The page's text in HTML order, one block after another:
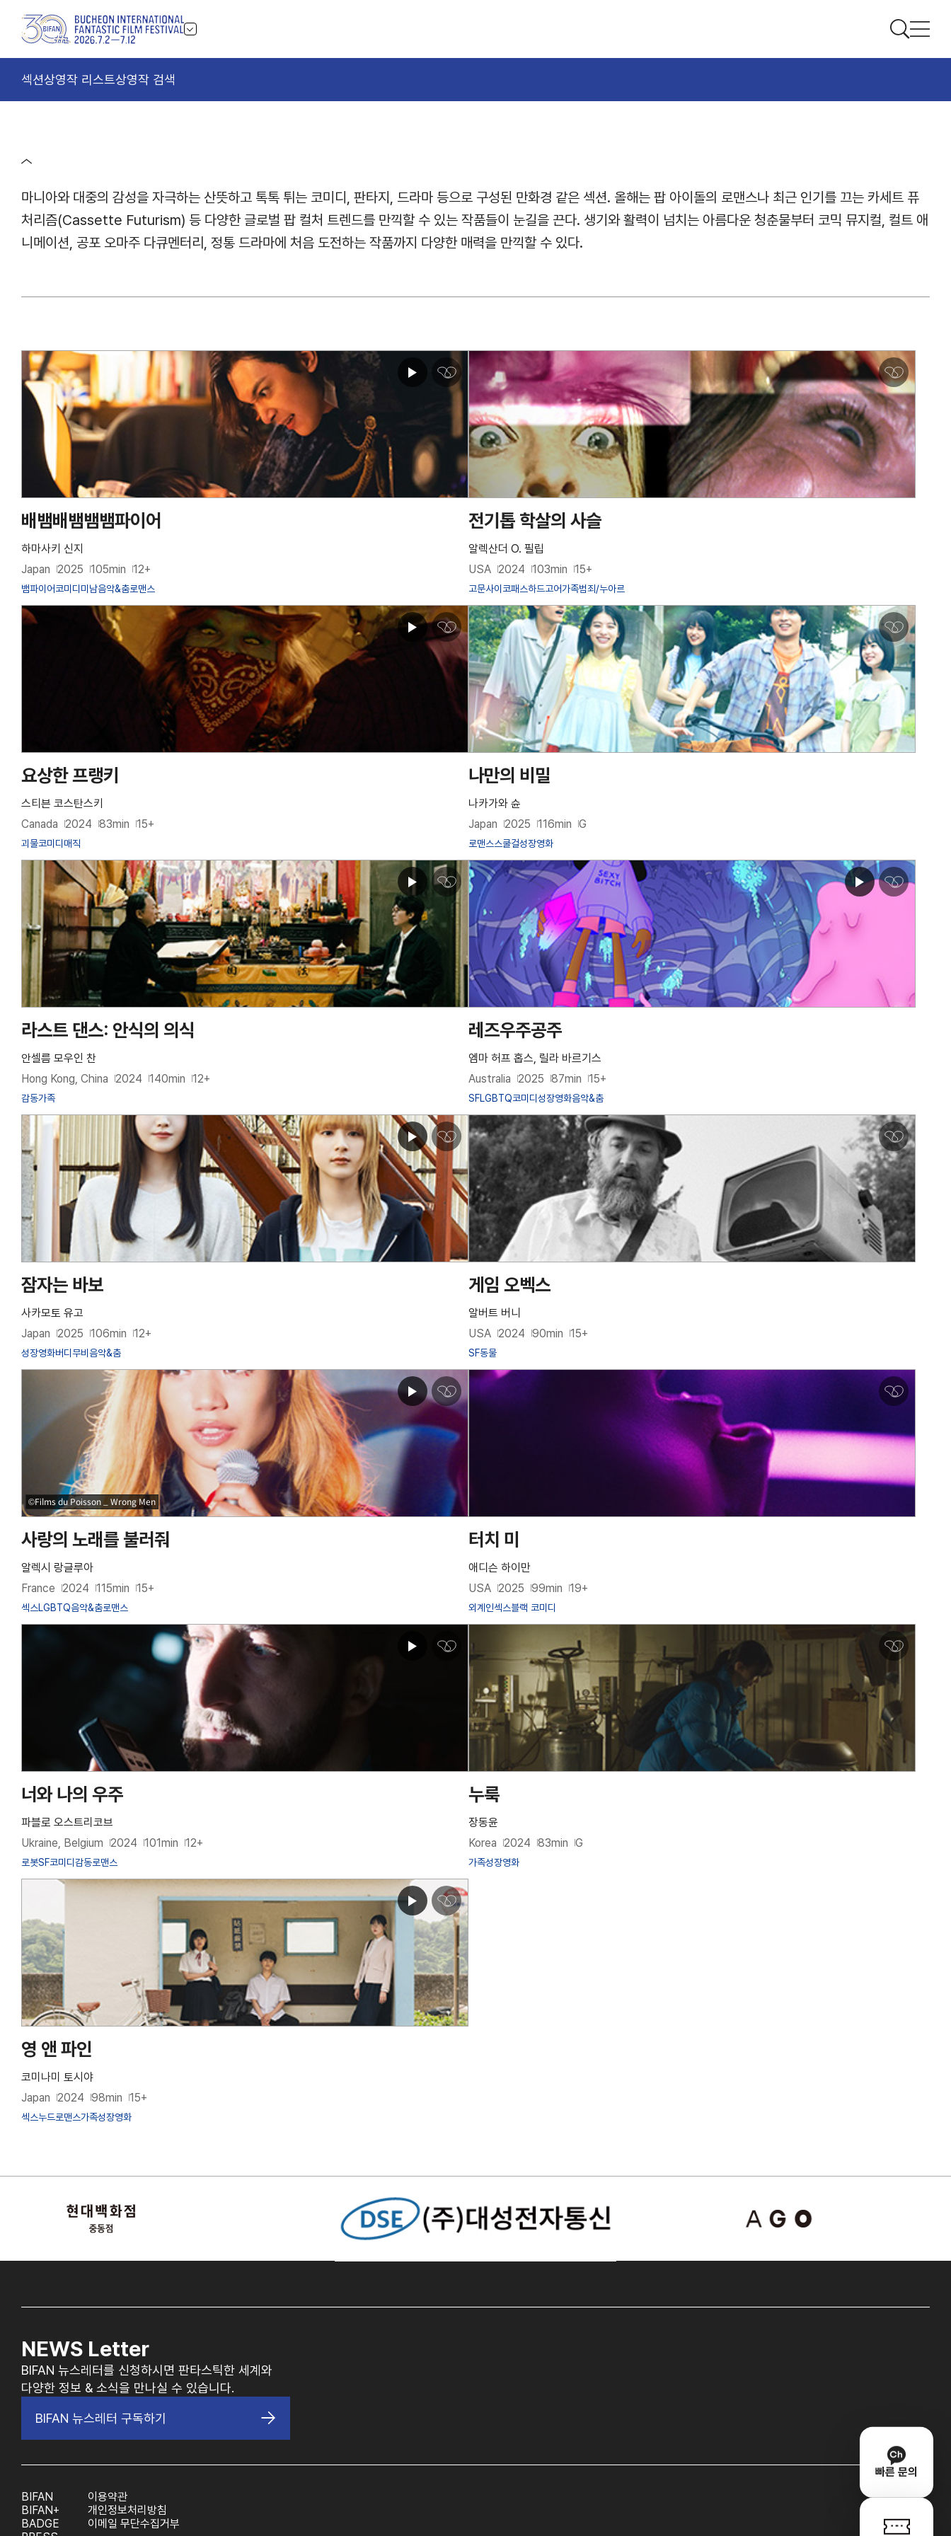
빠른 문의
섹션상영작 리스트상영작 검색
마니아와 대중의 감성을 자극하는 산뜻하고 톡톡 튀는 코미디, 판타지, 드라마 등으로 구성된 만화경 같은 섹션. 올해는 팝 아이돌의 로맨스나 최근 인기를 끄는 카세트 퓨
처리즘(Cassette Futurism) 등 다양한 글로벌 팝 컬처 트렌드를 만끽할 수 있는 작품들이 눈길을 끈다. 생기와 활력이 넘치는 아름다운 청춘물부터 코믹 뮤지컬, 컬트 애
니메이션, 공포 오마주 다큐멘터리, 정통 드라마에 처음 도전하는 작품까지 다양한 매력을 만끽할 수 있다.
배뱀배뱀뱀뱀파이어
하마사키 신지
Japan 2025 105min 12+
뱀파이어코미디 미남음악&춤로맨스
심
쿵
콘
전기톱 학살의 사슬
알렉산더 O. 필립
USA 2024 103min 15+
고문사이코패스하드고어가족범죄/누아르
심
쿵
♥
아
이
콘
요상한 프랭키
스티븐 코스탄스키
Canada 2024 83min 15+
괴물코미디 매직
심
♥
이
나만의 비밀
나카가와 슌
Japan 2025 116min G
로맨스스쿨걸성장영화
심
쿵
♥
아
이
콘
라스트 댄스: 안식의 의식
안셀름 모우인 찬
Hong Kong, China 2024 140min 12+
감동가족
심
쿵
레즈우주공주
엠마 허프 홉스, 릴라 바르기스
Australia 2025 87min 15+
SFLGBTQ코미디 성장영화음악&춤
심
잠자는 바보
사카모토 유고
Japan 2025 106min 12+
성장영화버디무비 음악&춤
심
아
이
게임 오벡스
알버트 버니
USA 2024 90min 15+
SF동물
심
쿵
♥
아
콘
©Films du Poisson _ Wrong Men
사랑의 노래를 불러줘
알렉시 랑글루아
France 2024 115min 15+
섹스LGBTQ음악&춤로맨스
심
쿵
아
이
터치 미
애디슨 하이만
USA 2025 99min 19+
외계인섹스블랙 코미디
심
아
이
너와 나의 우주
파블로 오스트리코브
Ukraine, Belgium 2024 101min 12+
로봇SF코미디 감동로맨스
심
누룩
장동윤
Korea 2024 83min G
가족성장영화
심
쿵
아
이
콘
영 앤 파인
코미나미 토시야
Japan 2024 98min 15+
섹스누드로맨스가족성장영화
심
쿵
♥
이
콘
NEWS Letter
BIFAN 뉴스레터를 신청하시면 판타스틱한 세계와
다양한 정보 & 소식을 만나실 수 있습니다.
BIFAN 뉴스레터 구독하기
BIFAN
BIFAN+
BADGE
이용약관
개인정보처리방침
이메일 무단수집거부